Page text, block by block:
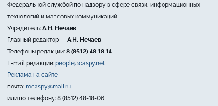
Федеральной службой по надзору в сфере связи, информационных
технологий и массовых коммуникаций
Учредитель: А.Н. Нечаев
Главный редактор — А.Н. Нечаев
Телефоны редакции: 8 (8512) 48 18 14
E-mail редакции: people@caspy.net
Реклама на сайте
почта: rocaspy@mail.ru
или по телефону: 8 (8512) 48-18-06